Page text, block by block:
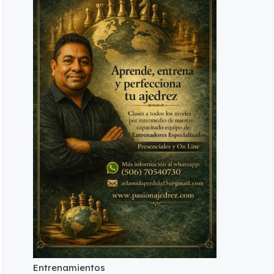
Entrenamientos